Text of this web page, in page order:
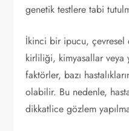
genetik testlere tabi
İkinci bir ipucu, çevresel
kirliliği, kimyasallar veya
faktörler, bazı
olabilir. Bu nedenle,
dikkatlice gözlem